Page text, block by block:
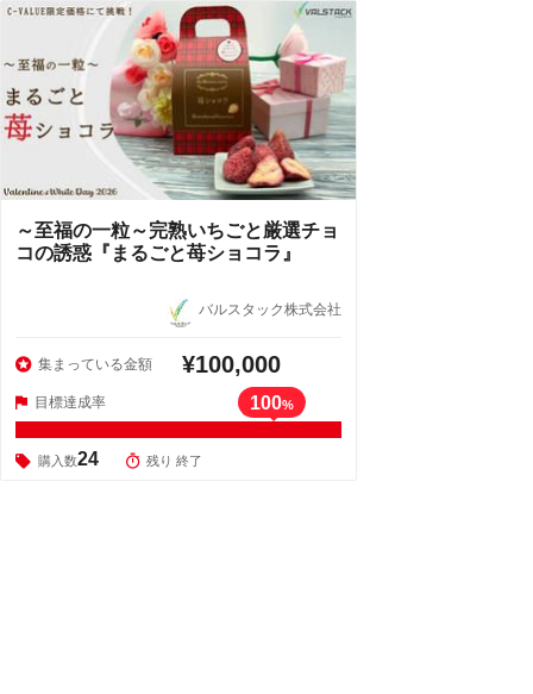
～至福の一粒～完熟いちごと厳選チョ
コの誘惑『まるごと苺ショコラ』
バルスタック株式会社
集まっている金額 ¥100,000
目標達成率 100%
購入数24 残り 終了